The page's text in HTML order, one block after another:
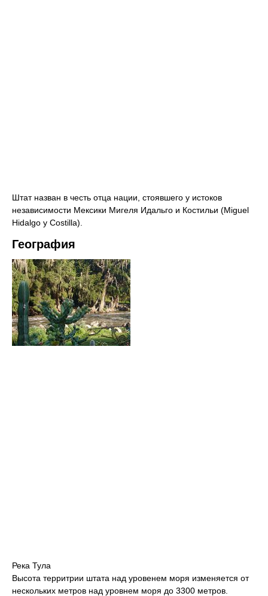
Штат назван в честь отца нации, стоявшего у истоков
независимости Мексики Мигеля Идальго и Костильи (Miguel
Hidalgo y Costilla).
География
Река Тула
Высота территрии штата над уровенем моря изменяется от
нескольких метров над уровнем моря до 3300 метров.